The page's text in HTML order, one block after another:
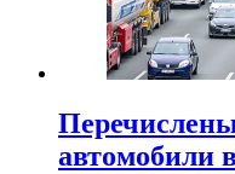
автомобили